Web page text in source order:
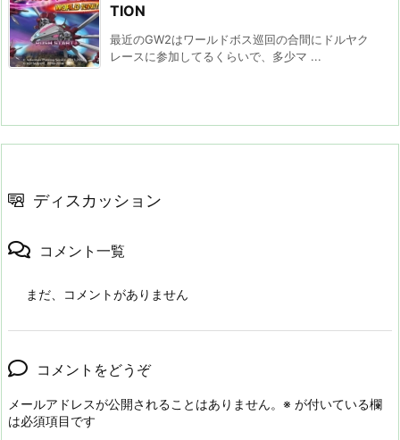
TION
最近のGW2はワールドボス巡回の合間にドルヤク
レースに参加してるくらいで、多少マ ...
ディスカッション
コメント一覧
まだ、コメントがありません
コメントをどうぞ
メールアドレスが公開されることはありません。 ※ が付いている欄
は必須項目です